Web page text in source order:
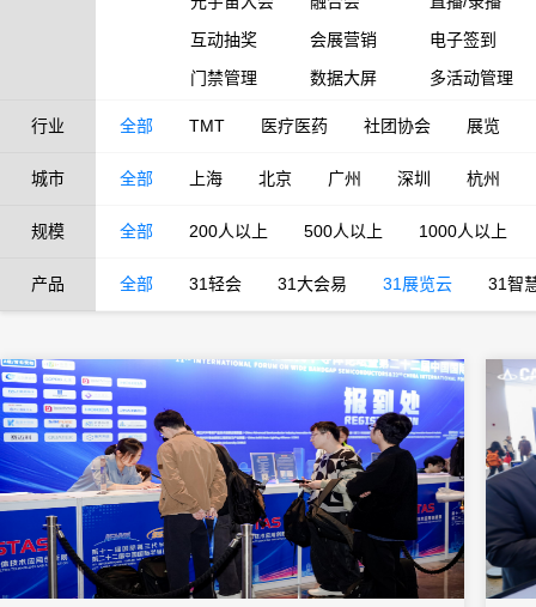
互动抽奖
会展营销
电子签到
门禁管理
数据大屏 多活动管理
行业 全部 TMT 医疗医药 社团协会 展览
城市 全部 上海 北京 广州 深圳 杭州
规模 全部 200人以上 500人以上 1000人以上
产品 全部 31轻会 31大会易 31展览云 31智